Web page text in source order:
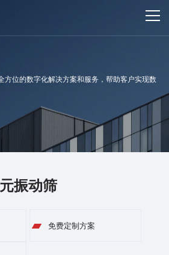
方位的数字化解决方案和服务，帮助客户实现数
振动筛
免费定制方案